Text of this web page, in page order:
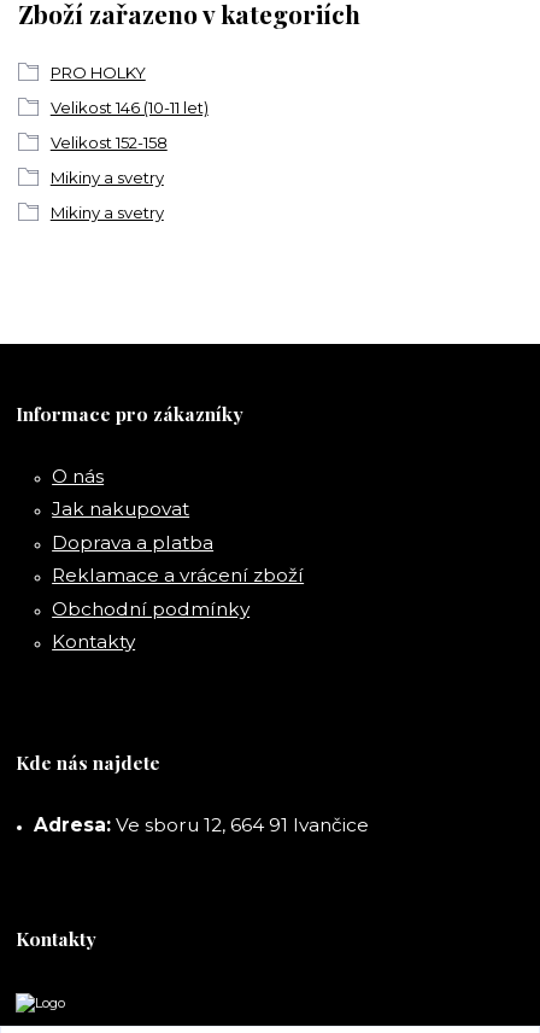
Zboží zařazeno v kategoriích
PRO HOLKY
Velikost 146 (10-11 let)
Velikost 152-158
Mikiny a svetry
Mikiny a svetry
Informace pro zákazníky
O nás
Jak nakupovat
Doprava a platba
Reklamace a vrácení zboží
Obchodní podmínky
Kontakty
Kde nás najdete
Adresa: Ve sboru 12, 664 91 Ivančice
Kontakty